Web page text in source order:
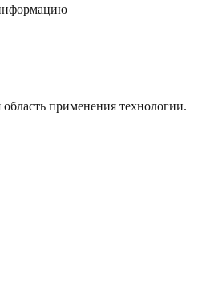
применения технологии.